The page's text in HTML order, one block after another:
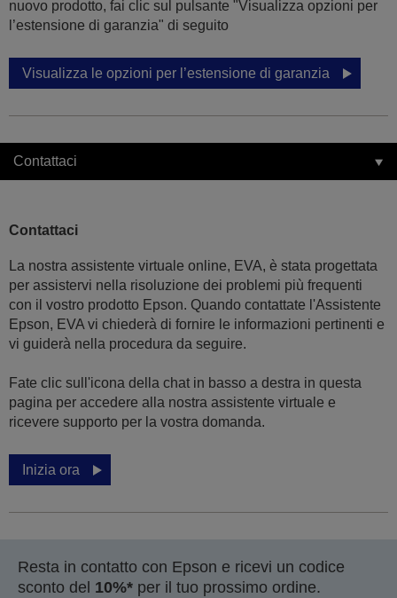
nuovo prodotto, fai clic sul pulsante "Visualizza opzioni per
l’estensione di garanzia" di seguito
Visualizza le opzioni per l’estensione di garanzia
Contattaci
Contattaci
La nostra assistente virtuale online, EVA, è stata progettata
per assistervi nella risoluzione dei problemi più frequenti
con il vostro prodotto Epson. Quando contattate l'Assistente
Epson, EVA vi chiederà di fornire le informazioni pertinenti e
vi guiderà nella procedura da seguire.
Fate clic sull'icona della chat in basso a destra in questa
pagina per accedere alla nostra assistente virtuale e
ricevere supporto per la vostra domanda.
Inizia ora
Resta in contatto con Epson e ricevi un codice
sconto del 10%* per il tuo prossimo ordine.